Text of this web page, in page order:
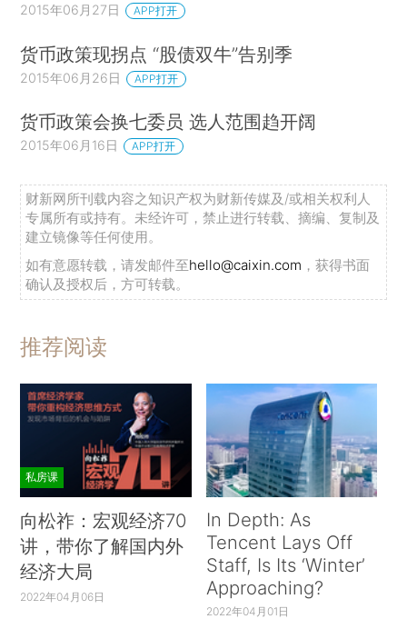
2015年06月27日 APP打开
货币政策现拐点 “股债双牛”告别季
2015年06月26日 APP打开
货币政策会换七委员 选人范围趋开阔
2015年06月16日 APP打开
财新网所刊载内容之知识产权为财新传媒及/或相关权利人
专属所有或持有。未经许可，禁止进行转载、摘编、复制及
建立镜像等任何使用。
如有意愿转载，请发邮件至hello@caixin.com ，获得书面
确认及授权后，方可转载。
推荐阅读
私房课
向松祚：宏观经济70
讲，带你了解国内外
经济大局
2022年04月06日
In Depth: As
Tencent Lays Off
Staff, Is Its ‘Winter’
Approaching?
2022年04月01日